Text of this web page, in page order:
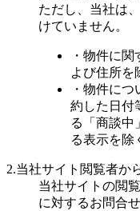
ただし、当社は
けていません。
・物件に
よび住所を
・物件に
約した日付
る「商談中
る表示を除
2.当社サイト閲覧者か
当社サイトの閲
に対するお問合